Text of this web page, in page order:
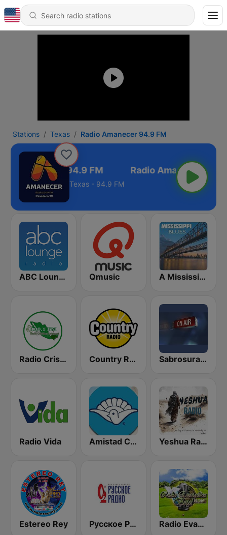
Stations Texas Radio Amanecer 94.9 FM
Amanecer 94.9 FM
Texas - 94.9 FM
ABC Lounge Jazz Qmusic A Mississippi Blues
Radio Cristiana Universal Country Radio Sabrosura Radios
Radio Vida Amistad Cristiana Radio Yeshua Radio Cristiana
Estereo Rey Русское Радио Radio Evangelica Betel